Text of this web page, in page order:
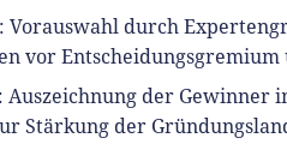
: Vorauswahl durch
vor
: Auszeichnung der Gewinner
Stärkung der